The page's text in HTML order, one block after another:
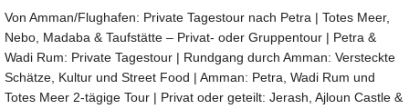
Von Amman/Flughafen: Private Tagestour nach Petra | Totes Meer,
Nebo, Madaba & Taufstätte – Privat- oder Gruppentour | Petra &
Wadi Rum: Private Tagestour | Rundgang durch Amman: Versteckte
Schätze, Kultur und Street Food | Amman: Petra, Wadi Rum und
Totes Meer 2-tägige Tour | Privat oder geteilt: Jerash, Ajloun Castle &